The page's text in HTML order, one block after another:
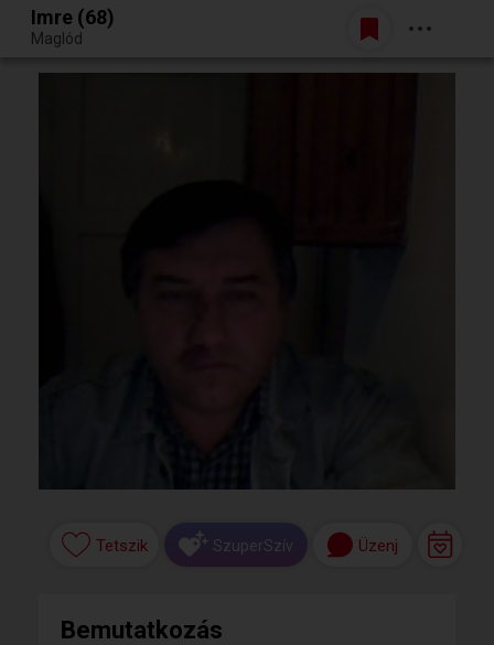
Egy jó randiból bármi lehet.
Belépés
Imre (68)
Maglód
Tetszik SzuperSzív Üzenj
Bemutatkozás